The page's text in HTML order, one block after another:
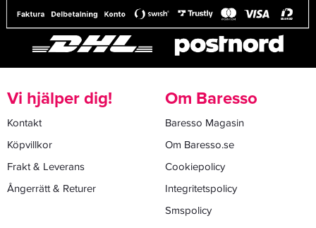
Vi hjälper dig!
Kontakt
Köpvillkor
Frakt & Leverans
Ångerrätt & Returer
Om Baresso
Baresso Magasin
Om Baresso.se
Cookiepolicy
Integritetspolicy
Smspolicy